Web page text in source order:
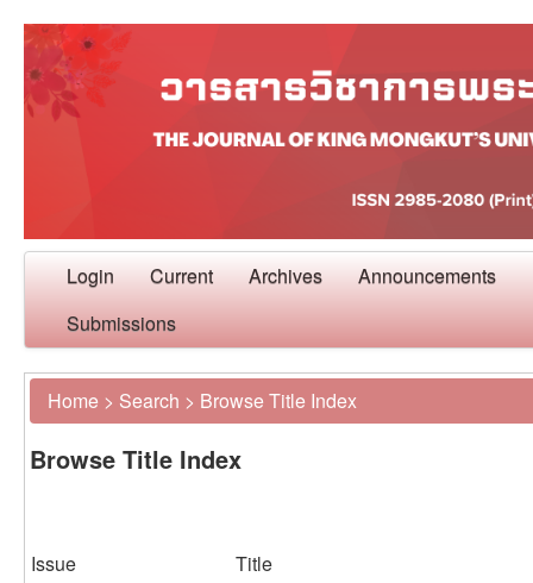
Login Current Archives Announcements
Submissions
Home > Search > Browse Title Index
Browse Title Index
Issue Title